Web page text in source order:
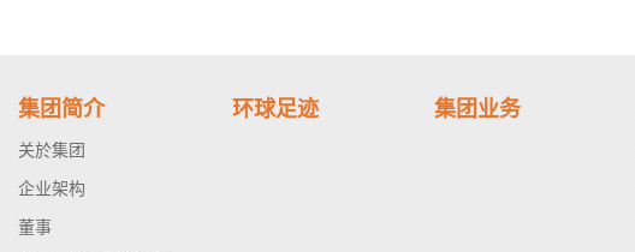
集团简介
关於集团
企业架构
董事
环球足迹 集团业务